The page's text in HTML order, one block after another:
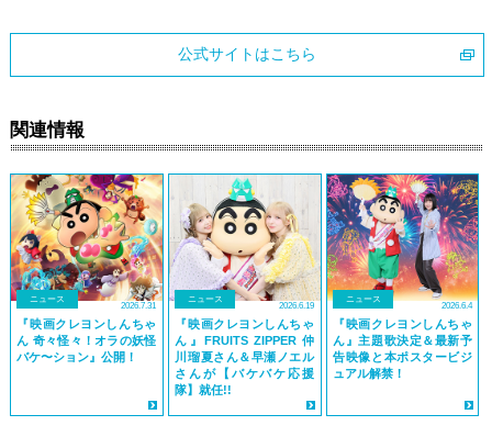
公式サイトはこちら
関連情報
ニュース
2026.7.31
『映画クレヨンしんちゃ
ん 奇々怪々！オラの妖怪
バケ〜ション』公開！
ニュース
2026.6.19
『映画クレヨンしんちゃ
ん』FRUITS ZIPPER 仲
川瑠夏さん＆早瀬ノエル
さんが【バケバケ応援
隊】就任!!
ニュース
2026.6.4
『映画クレヨンしんちゃ
ん』主題歌決定＆最新予
告映像と本ポスタービジ
ュアル解禁！